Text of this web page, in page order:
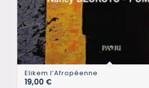
Elikem l’Afropéenne
19,00 €